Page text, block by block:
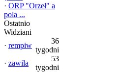
· ORP "Orzeł" a
pola ...
Ostatnio
Widziani
· rempiw
36
tygodni
· zawila
53
tygodni